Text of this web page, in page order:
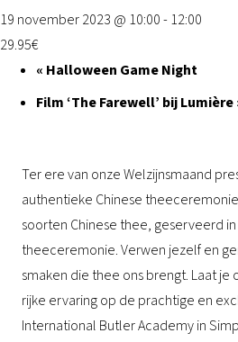
19 november 2023 @ 10:00-12:00
29.95€
« Halloween Game Night
Film ‘The Farewell’ bij Lumière
Ter ere van onze Welzijnsmaand
authentieke Chinese
soorten Chinese thee, geserveerd
theeceremonie. Verwen jezelf en
smaken die thee ons brengt. Laat
rijke ervaring op de prachtige en
International Butler Academy in